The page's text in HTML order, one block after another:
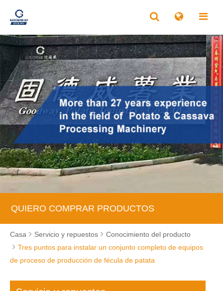
QUIERO COMPRAR PRODUCTOS
Casa Servicio y repuestos
Conocimiento del producto
Tres puntos para instalar un conjunto completo de equipos
de proceso de producción de fécula de patata